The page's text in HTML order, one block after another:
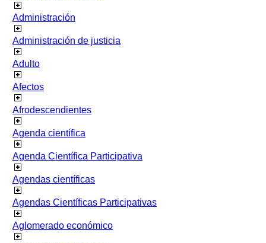
Administración
Administración de justicia
Adulto
Afectos
Afrodescendientes
Agenda científica
Agenda Científica Participativa
Agendas científicas
Agendas Científicas Participativas
Aglomerado económico